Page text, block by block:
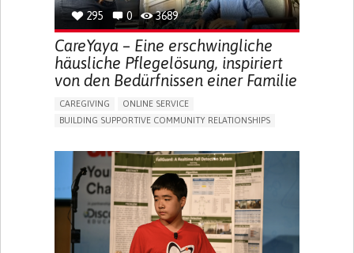
295 0 3689
CareYaya – Eine erschwingliche
häusliche Pflegelösung, inspiriert
von den Bedürfnissen einer Familie
CAREGIVING
ONLINE SERVICE
BUILDING SUPPORTIVE COMMUNITY RELATIONSHIPS
GENERAL AND FAMILY MEDICINE
AGING
CAREGIVER SUPPORT
UNITED STATES